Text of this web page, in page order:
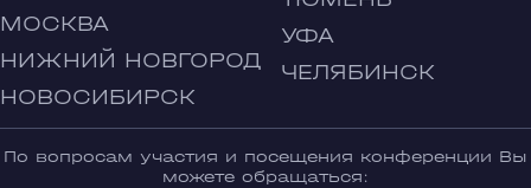
МОСКВА
НИЖНИЙ НОВГОРОД
НОВОСИБИРСК
УФА
ЧЕЛЯБИНСК
По вопросам участия и посещения конференции Вы
можете обращаться: